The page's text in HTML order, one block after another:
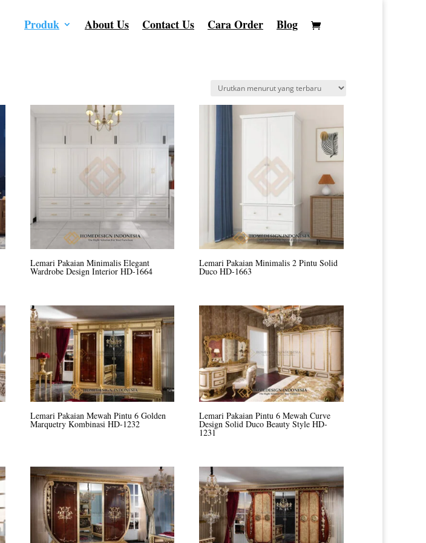
Produk About Us Contact Us Cara Order Blog
Lemari Pakaian Minimalis Elegant
Wardrobe Design Interior HD-1664
Lemari Pakaian Minimalis 2 Pintu Solid
Duco HD-1663
Lemari Pakaian Mewah Pintu 6 Golden
Marquetry Kombinasi HD-1232
Lemari Pakaian Pintu 6 Mewah Curve
Design Solid Duco Beauty Style HD-
1231